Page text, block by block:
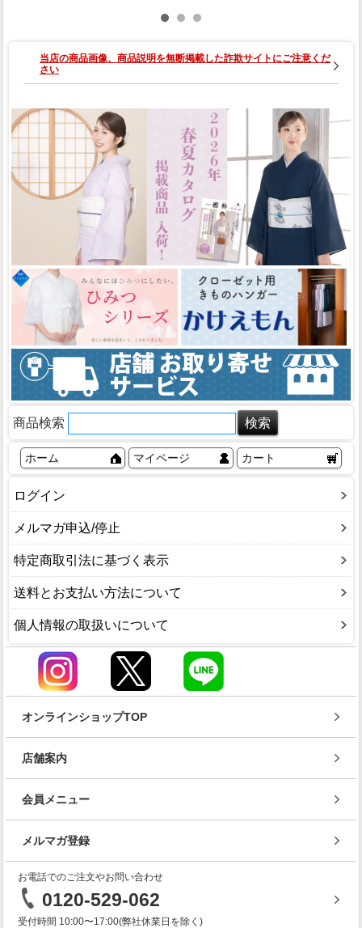
当店の商品画像、商品説明を無断掲載した詐欺サイトにご注意くだ
さい
商品検索
ホーム マイページ カート
ログイン
メルマガ申込/停止
特定商取引法に基づく表示
送料とお支払い方法について
個人情報の取扱いについて
オンラインショップTOP
店舗案内
会員メニュー
メルマガ登録
お電話でのご注文やお問い合わせ
0120-529-062
受付時間 10:00〜17:00(弊社休業日を除く)